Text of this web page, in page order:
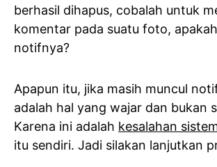
berhasil dihapus, cobalah untuk
komentar pada suatu foto,
notifnya?
Apapun itu, jika masih muncul
adalah hal yang wajar dan bukan
Karena ini adalah kesalahan
itu sendiri. Jadi silakan lanjutkan